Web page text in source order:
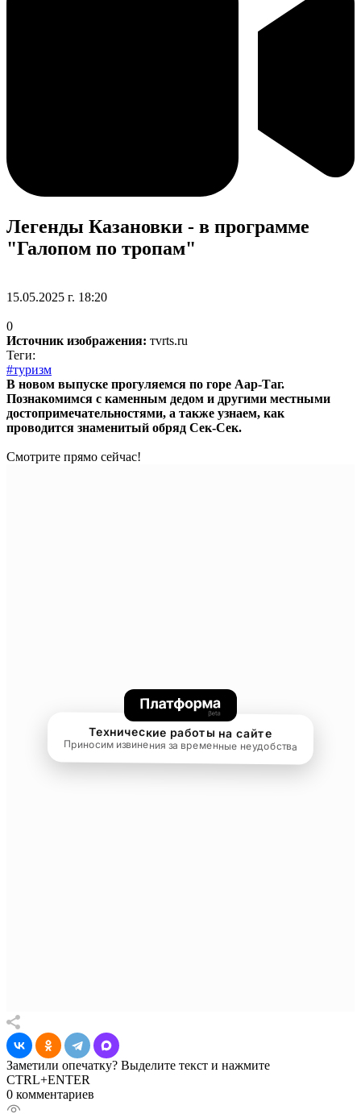
Легенды Казановки - в программе
"Галопом по тропам"
15.05.2025 г. 18:20
0
Источник изображения: тvrts.ru
Теги:
#туризм
В новом выпуске прогуляемся по горе Аар-Таг.
Познакомимся с каменным дедом и другими местными
достопримечательностями, а также узнаем, как
проводится знаменитый обряд Сек-Сек.
Смотрите прямо сейчас!
Заметили опечатку? Выделите текст и нажмите
CTRL+ENTER
0 комментариев